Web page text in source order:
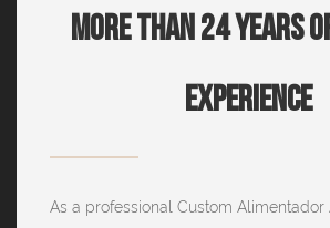
More Than 24 Years
Experience
As a professional Custom Alimentador